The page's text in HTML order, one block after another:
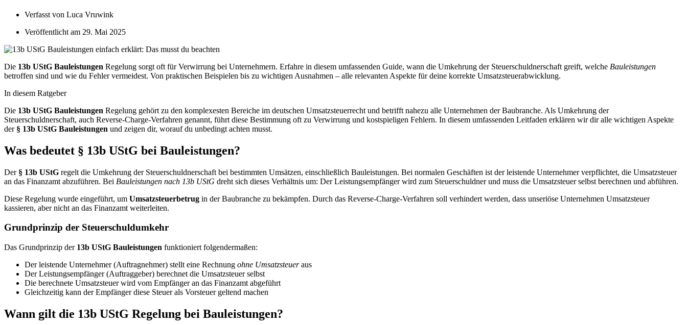
Verfasst von Luca Vruwink
Veröffentlicht am 29. Mai 2025
Die 13b UStG Bauleistungen Regelung sorgt oft für Verwirrung bei Unternehmern. Erfahre in diesem umfassenden Guide, wann die Umkehrung der Steuerschuldnerschaft greift, welche Bauleistungen
betroffen sind und wie du Fehler vermeidest. Von praktischen Beispielen bis zu wichtigen Ausnahmen – alle relevanten Aspekte für deine korrekte Umsatzsteuerabwicklung.
In diesem Ratgeber
Die 13b UStG Bauleistungen Regelung gehört zu den komplexesten Bereiche im deutschen Umsatzsteuerrecht und betrifft nahezu alle Unternehmen der Baubranche. Als Umkehrung der
Steuerschuldnerschaft, auch Reverse-Charge-Verfahren genannt, führt diese Bestimmung oft zu Verwirrung und kostspieligen Fehlern. In diesem umfassenden Leitfaden erklären wir dir alle wichtigen Aspekte
der § 13b UStG Bauleistungen und zeigen dir, worauf du unbedingt achten musst.
Was bedeutet § 13b UStG bei Bauleistungen?
Der § 13b UStG regelt die Umkehrung der Steuerschuldnerschaft bei bestimmten Umsätzen, einschließlich Bauleistungen. Bei normalen Geschäften ist der leistende Unternehmer verpflichtet, die Umsatzsteuer
an das Finanzamt abzuführen. Bei Bauleistungen nach 13b UStG dreht sich dieses Verhältnis um: Der Leistungsempfänger wird zum Steuerschuldner und muss die Umsatzsteuer selbst berechnen und abführen.
Diese Regelung wurde eingeführt, um Umsatzsteuerbetrug in der Baubranche zu bekämpfen. Durch das Reverse-Charge-Verfahren soll verhindert werden, dass unseriöse Unternehmen Umsatzsteuer
kassieren, aber nicht an das Finanzamt weiterleiten.
Grundprinzip der Steuerschuldumkehr
Das Grundprinzip der 13b UStG Bauleistungen funktioniert folgendermaßen:
Der leistende Unternehmer (Auftragnehmer) stellt eine Rechnung ohne Umsatzsteueraus
Der Leistungsempfänger (Auftraggeber) berechnet die Umsatzsteuer selbst
Die berechnete Umsatzsteuer wird vom Empfänger an das Finanzamt abgeführt
Gleichzeitig kann der Empfänger diese Steuer als Vorsteuer geltend machen
Wann gilt die 13b UStG Regelung bei Bauleistungen?